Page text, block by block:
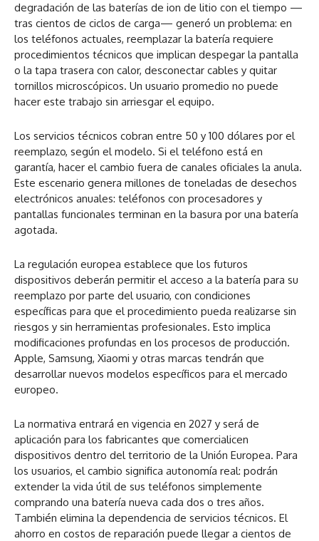
degradación de las baterías de ion de litio con el tiempo —
tras cientos de ciclos de carga— generó un problema: en
los teléfonos actuales, reemplazar la batería requiere
procedimientos técnicos que implican despegar la pantalla
o la tapa trasera con calor, desconectar cables y quitar
tornillos microscópicos. Un usuario promedio no puede
hacer este trabajo sin arriesgar el equipo.
Los servicios técnicos cobran entre 50 y 100 dólares por el
reemplazo, según el modelo. Si el teléfono está en
garantía, hacer el cambio fuera de canales oficiales la anula.
Este escenario genera millones de toneladas de desechos
electrónicos anuales: teléfonos con procesadores y
pantallas funcionales terminan en la basura por una batería
agotada.
La regulación europea establece que los futuros
dispositivos deberán permitir el acceso a la batería para su
reemplazo por parte del usuario, con condiciones
específicas para que el procedimiento pueda realizarse sin
riesgos y sin herramientas profesionales. Esto implica
modificaciones profundas en los procesos de producción.
Apple, Samsung, Xiaomi y otras marcas tendrán que
desarrollar nuevos modelos específicos para el mercado
europeo.
La normativa entrará en vigencia en 2027 y será de
aplicación para los fabricantes que comercialicen
dispositivos dentro del territorio de la Unión Europea. Para
los usuarios, el cambio significa autonomía real: podrán
extender la vida útil de sus teléfonos simplemente
comprando una batería nueva cada dos o tres años.
También elimina la dependencia de servicios técnicos. El
ahorro en costos de reparación puede llegar a cientos de